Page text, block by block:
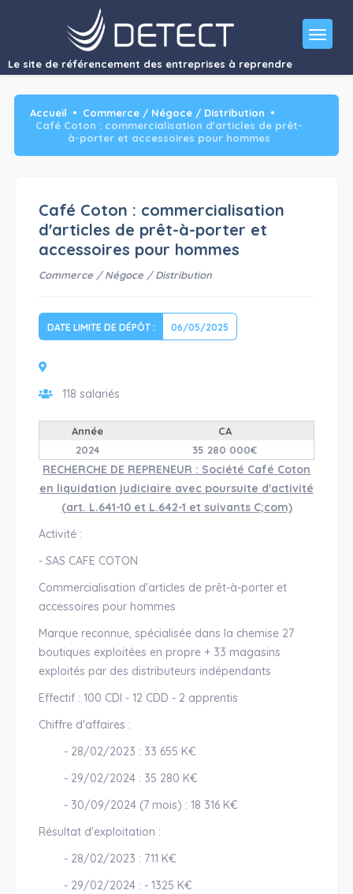
RECHERCHE DE REPRENEUR : Société Café Coton en liquidation
judiciaire avec poursuite…"/>
Le site de référencement des entreprises à reprendre
Accueil
Commerce / Négoce / Distribution
Café Coton : commercialisation d'articles de prêt-
à-porter et accessoires pour hommes
Café Coton : commercialisation
d'articles de prêt-à-porter et
accessoires pour hommes
Commerce / Négoce / Distribution
DATE LIMITE DE DÉPÔT : 06/05/2025
118 salariés
Année
CA
2024
35 280 000€
RECHERCHE DE REPRENEUR : Société Café Coton
en liquidation judiciaire avec poursuite d'activité
(art. L.641-10 et L.642-1 et suivants C;com)
Activité :
- SAS CAFE COTON
Commercialisation d'articles de prêt-à-porter et
accessoires pour hommes
Marque reconnue, spécialisée dans la chemise 27
boutiques exploitées en propre + 33 magasins
exploités par des distributeurs indépendants
Effectif : 100 CDI - 12 CDD - 2 apprentis
Chiffre d'affaires :
- 28/02/2023 : 33 655 K€
- 29/02/2024 : 35 280 K€
- 30/09/2024 (7 mois) : 18 316 K€
Résultat d'exploitation :
- 28/02/2023 : 711 K€
- 29/02/2024 : - 1325 K€